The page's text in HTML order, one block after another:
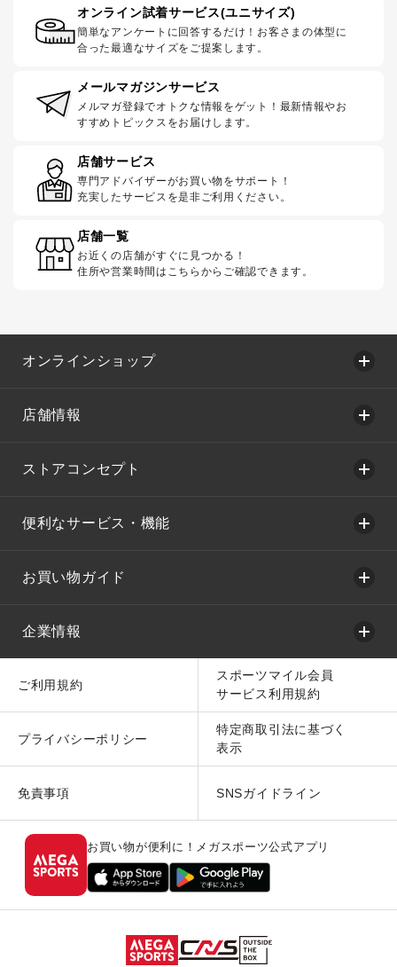
オンライン試着サービス(ユニサイズ)
簡単なアンケートに回答するだけ！お客さまの体型に
合った最適なサイズをご提案します。
メールマガジンサービス
メルマガ登録でオトクな情報をゲット！最新情報やお
すすめトピックスをお届けします。
店舗サービス
専門アドバイザーがお買い物をサポート！
充実したサービスを是非ご利用ください。
店舗一覧
お近くの店舗がすぐに見つかる！
住所や営業時間はこちらからご確認できます。
オンラインショップ
店舗情報
ストアコンセプト
便利なサービス・機能
お買い物ガイド
企業情報
ご利用規約
スポーツマイル会員
サービス利用規約
プライバシーポリシー
特定商取引法に基づく
表示
免責事項 SNSガイドライン
お買い物が便利に！メガスポーツ公式アプリ